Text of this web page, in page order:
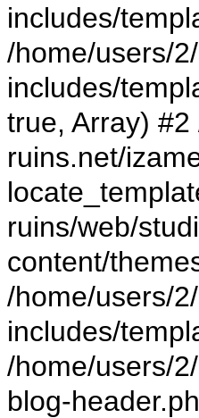
includes/
/home/users/
includes/
true, Array)
ruins.net/
ruins/web/
content/
/home/users/
includes/
/home/users/
blog-